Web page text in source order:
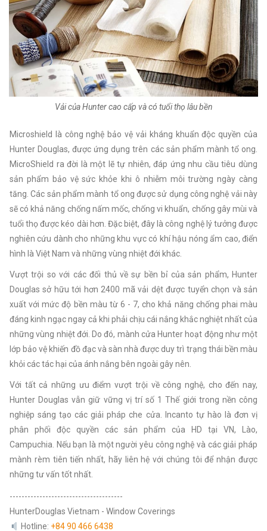
Vải của Hunter cao cấp và có tuổi thọ lâu bền
Microshield là công nghệ bảo vệ vải kháng khuẩn độc quyền của
Hunter Douglas, được ứng dụng trên các sản phẩm mành tổ ong.
MicroShield ra đời là một lẽ tự nhiên, đáp ứng nhu cầu tiêu dùng
sản phẩm bảo vệ sức khỏe khi ô nhiễm môi trường ngày càng
tăng. Các sản phẩm mành tổ ong được sử dụng công nghệ vải này
sẽ có khả năng chống nấm mốc, chống vi khuẩn, chống gây mùi và
tuổi thọ được kéo dài hơn. Đặc biệt, đây là công nghệ lý tưởng được
nghiên cứu dành cho những khu vực có khí hậu nóng ẩm cao, điển
hình là Việt Nam và những vùng nhiệt đới khác.
Vượt trội so với các đối thủ về sự bền bỉ của sản phẩm, Hunter
Douglas sở hữu tới hơn 2400 mã vải dệt được tuyển chọn và sản
xuất với mức độ bền màu từ 6 - 7, cho khả năng chống phai màu
đáng kinh ngạc ngay cả khi phải chịu cái nắng khắc nghiệt nhất của
những vùng nhiệt đới. Do đó, mành cửa Hunter hoạt động như một
lớp bảo vệ khiến đồ đạc và sàn nhà được duy trì trạng thái bền màu
khỏi các tác hại của ánh nắng bên ngoài gây nên.
Với tất cả những ưu điểm vượt trội về công nghệ, cho đến nay,
Hunter Douglas vẫn giữ vững vị trí số 1 Thế giới trong nền công
nghiệp sáng tạo các giải pháp che cửa. Incanto tự hào là đơn vị
phân phối độc quyền các sản phẩm của HD tại VN, Lào,
Campuchia. Nếu bạn là một người yêu công nghệ và các giải pháp
mành rèm tiên tiến nhất, hãy liên hệ với chúng tôi để nhận được
những tư vấn tốt nhất.
--------------------------------------
HunterDouglas Vietnam - Window Coverings
Hotline: +84 90 466 6438